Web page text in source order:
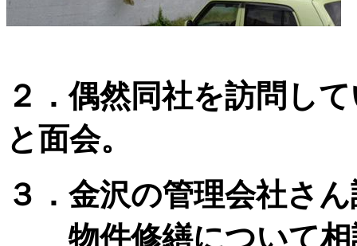
２．偶然同社を訪問し
と面会。
３．金沢の管理会社さ
物件修繕について相